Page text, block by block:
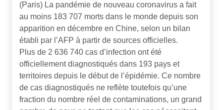
(Paris) La pandémie de nouveau coronavirus a fait
au moins 183 707 morts dans le monde depuis son
apparition en décembre en Chine, selon un bilan
établi par l’AFP à partir de sources officielles.
Plus de 2 636 740 cas d’infection ont été
officiellement diagnostiqués dans 193 pays et
territoires depuis le début de l’épidémie. Ce nombre
de cas diagnostiqués ne reflète toutefois qu’une
fraction du nombre réel de contaminations, un grand